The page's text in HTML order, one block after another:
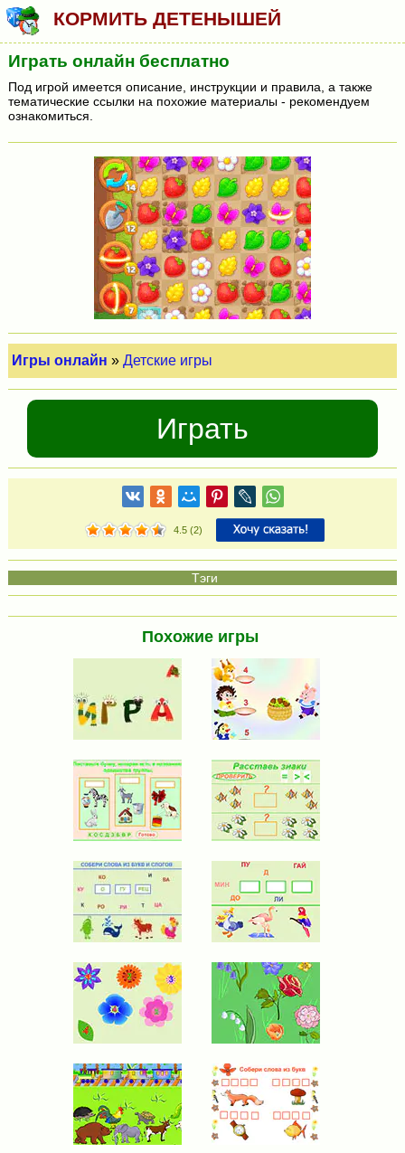
КОРМИТЬ ДЕТЕНЫШЕЙ
Играть онлайн бесплатно
Под игрой имеется описание, инструкции и правила, а также
тематические ссылки на похожие материалы - рекомендуем
ознакомиться.
Игры онлайн »Детские игры
Играть
4.5(2)
Похожие игры